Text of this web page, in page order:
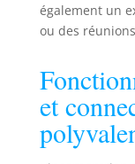
également un
ou des
et